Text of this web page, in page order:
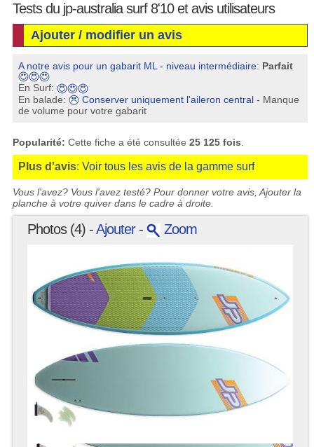
Tests du jp-australia surf 8'10 et avis utilisateurs
Ajouter / modifier un avis
A notre avis pour un gabarit ML - niveau intermédiaire: Parfait
En Surf:
En balade:
Conserver uniquement l'aileron central - Manque
de volume pour votre gabarit
Popularité: Cette fiche a été consultée 25 125 fois
Plus d'avis:Voir tous les avis de la gamme surf
Vous l'avez? Vous l'avez testé? Pour donner votre avis, Ajouter la
planche à votre quiver dans le cadre à droite.
Photos (4) -Ajouter- Zoom